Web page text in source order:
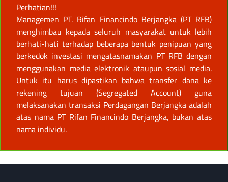
Perhatian!!!
Managemen PT. Rifan Financindo Berjangka (PT RFB)
menghimbau kepada seluruh masyarakat untuk lebih
berhati-hati terhadap beberapa bentuk penipuan yang
berkedok investasi mengatasnamakan PT RFB dengan
menggunakan media elektronik ataupun sosial media.
Untuk itu harus dipastikan bahwa transfer dana ke
rekening tujuan (Segregated Account) guna
melaksanakan transaksi Perdagangan Berjangka adalah
atas nama PT Rifan Financindo Berjangka, bukan atas
nama individu.